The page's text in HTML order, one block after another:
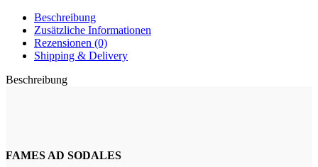
Beschreibung
Zusätzliche Informationen
Rezensionen (0)
Shipping & Delivery
Beschreibung
FAMES AD SODALES